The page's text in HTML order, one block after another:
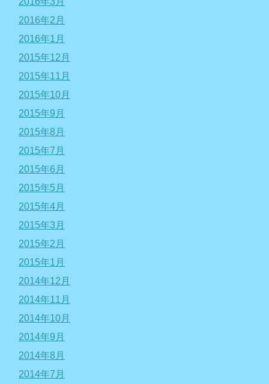
2016年2月
2016年1月
2015年12月
2015年11月
2015年10月
2015年9月
2015年8月
2015年7月
2015年6月
2015年5月
2015年4月
2015年3月
2015年2月
2015年1月
2014年12月
2014年11月
2014年10月
2014年9月
2014年8月
2014年7月